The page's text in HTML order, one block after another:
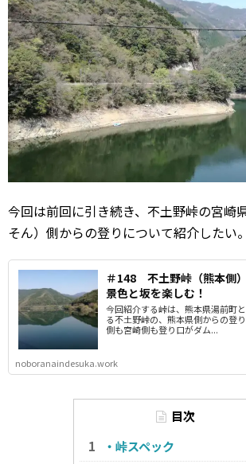
今回は前回に引き続き、不土野峠の宮崎
そん）側からの登りについて紹介したい。
＃148 不土野峠（熊本側
景色と坂を楽しむ！
今回紹介する峠は、熊本県湯前町
る不土野峠の、熊本県側からの登
側も宮崎側も登り口がダム...
noboranaindesuka.work
目次
・峠スペック